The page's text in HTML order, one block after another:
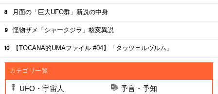
月面の「巨大UFO群」新説の中身
怪物ザメ「シャークジラ」核変異説
【TOCANA的UMAファイル #04】「タッツェルヴルム」
カテゴリ一覧
UFO・宇宙人
予言・予知